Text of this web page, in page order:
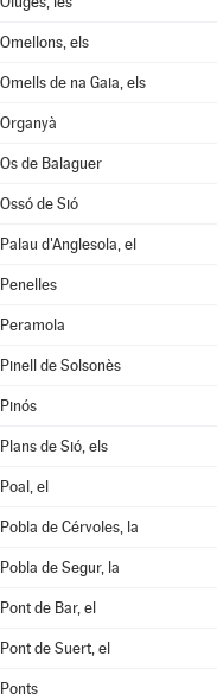
Omellons, els
Omells de na Gaia, els
Organyà
Os de Balaguer
Ossó de Sió
Palau d'Anglesola, el
Penelles
Peramola
Pinell de Solsonès
Pinós
Plans de Sió, els
Poal, el
Pobla de Cérvoles, la
Pobla de Segur, la
Pont de Bar, el
Pont de Suert, el
Ponts